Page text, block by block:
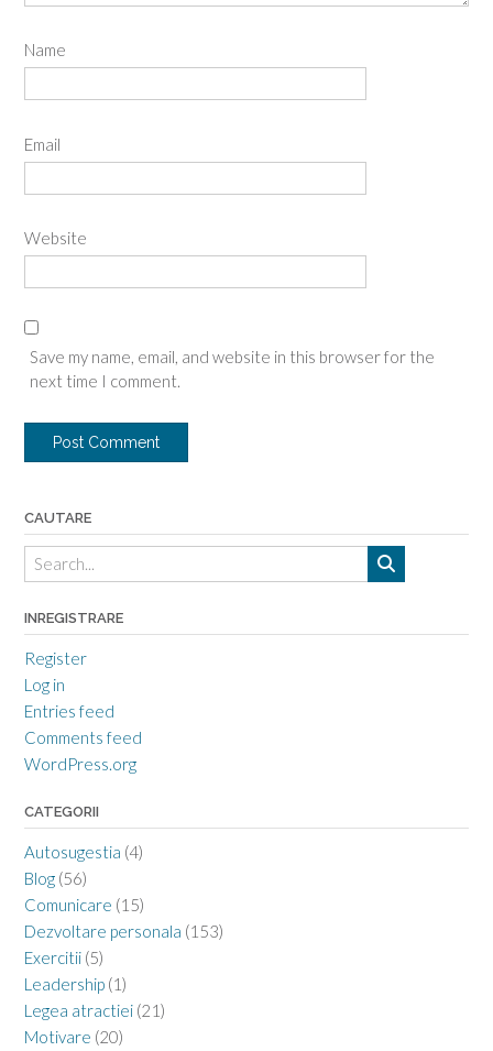
Name
Email
Website
Save my name, email, and website in this browser for the
next time I comment.
CAUTARE
INREGISTRARE
Register
Log in
Entries feed
Comments feed
WordPress.org
CATEGORII
Autosugestia (4)
Blog (56)
Comunicare (15)
Dezvoltare personala (153)
Exercitii (5)
Leadership (1)
Legea atractiei (21)
Motivare (20)